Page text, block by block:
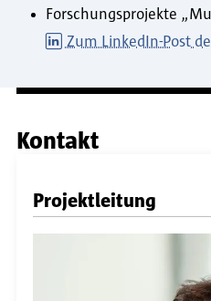
Forschungsprojekte
Zum LinkedIn-Post
Kontakt
Projektleitung